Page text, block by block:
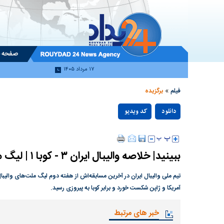
۱۷ مرداد ۱۴۰۵
فیلم » برگزیده
کد ویدیو دانلود
ببینید| خلاصه والیبال ایران ۳ - کوبا ۱ | لیگ ملت‌های ۲۰۲۶
آمریکا و ژاپن شکست خورد و برابر کوبا به پیروزی رسید.
خبر های مرتبط